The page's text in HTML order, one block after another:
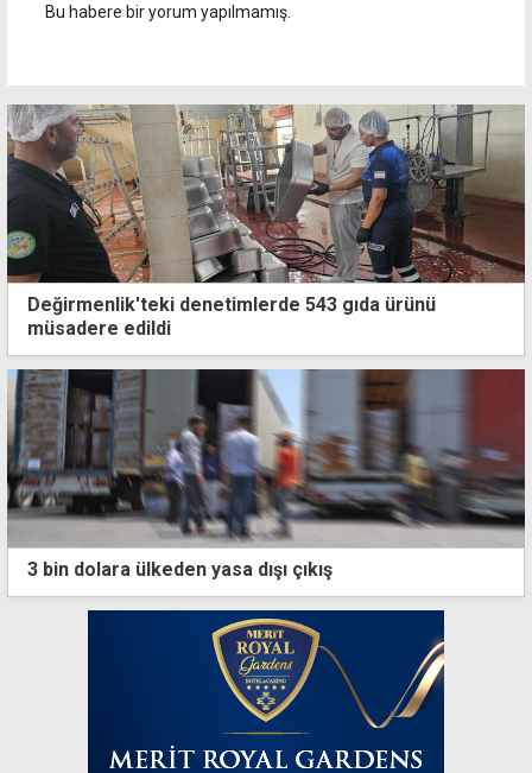
Bu habere bir yorum yapılmamış.
Değirmenlik'teki denetimlerde 543 gıda ürünü
müsadere edildi
3 bin dolara ülkeden yasa dışı çıkış